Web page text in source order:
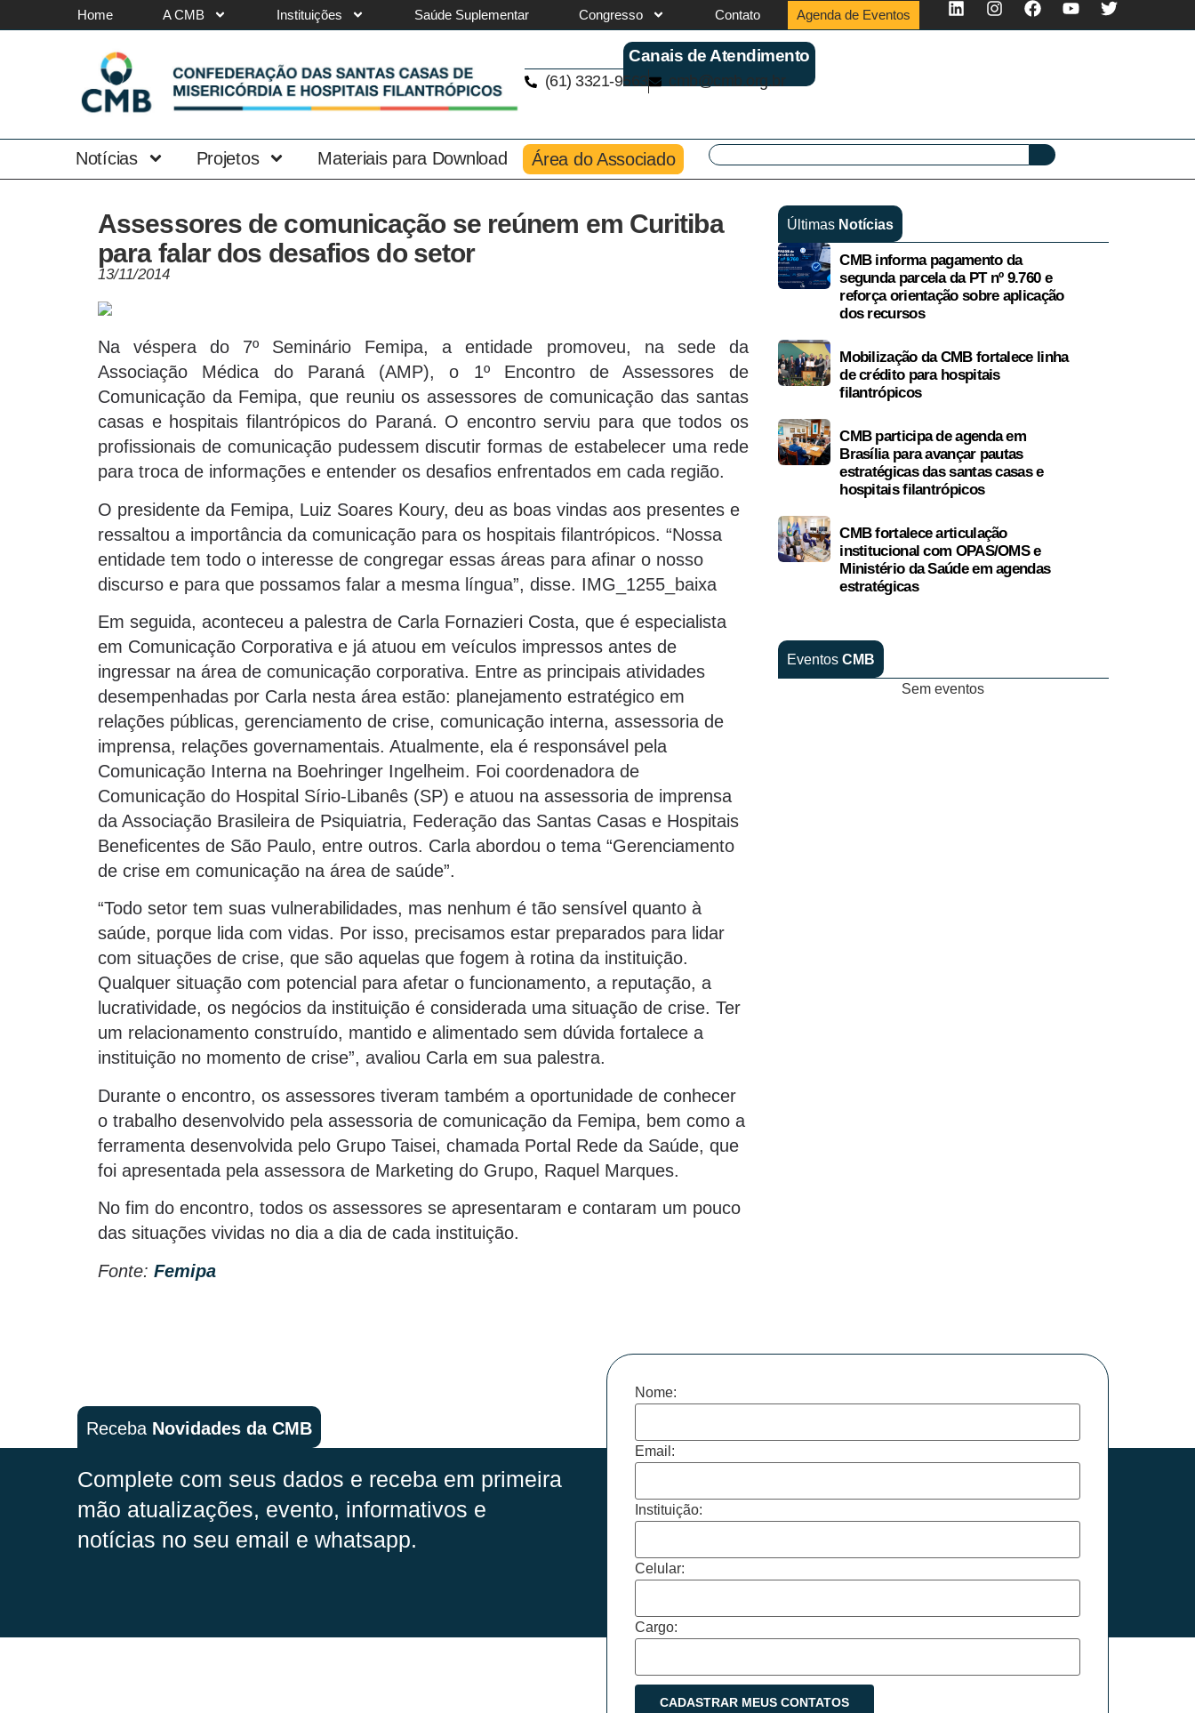
Home A CMB Instituições Saúde Suplementar Congresso Contato Agenda de Eventos
Canais de Atendimento
(61) 3321-9563 cmb@cmb.org.br
Notícias Projetos Materiais para Download Área do Associado
Assessores de comunicação se reúnem em Curitiba
para falar dos desafios do setor
13/11/2014
Na véspera do 7º Seminário Femipa, a entidade promoveu, na sede da
Associação Médica do Paraná (AMP), o 1º Encontro de Assessores de
Comunicação da Femipa, que reuniu os assessores de comunicação das santas
casas e hospitais filantrópicos do Paraná. O encontro serviu para que todos os
profissionais de comunicação pudessem discutir formas de estabelecer uma rede
para troca de informações e entender os desafios enfrentados em cada região.
O presidente da Femipa, Luiz Soares Koury, deu as boas vindas aos presentes e
ressaltou a importância da comunicação para os hospitais filantrópicos. “Nossa
entidade tem todo o interesse de congregar essas áreas para afinar o nosso
discurso e para que possamos falar a mesma língua”, disse. IMG_1255_baixa
Em seguida, aconteceu a palestra de Carla Fornazieri Costa, que é especialista
em Comunicação Corporativa e já atuou em veículos impressos antes de
ingressar na área de comunicação corporativa. Entre as principais atividades
desempenhadas por Carla nesta área estão: planejamento estratégico em
relações públicas, gerenciamento de crise, comunicação interna, assessoria de
imprensa, relações governamentais. Atualmente, ela é responsável pela
Comunicação Interna na Boehringer Ingelheim. Foi coordenadora de
Comunicação do Hospital Sírio-Libanês (SP) e atuou na assessoria de imprensa
da Associação Brasileira de Psiquiatria, Federação das Santas Casas e Hospitais
Beneficentes de São Paulo, entre outros. Carla abordou o tema “Gerenciamento
de crise em comunicação na área de saúde”.
“Todo setor tem suas vulnerabilidades, mas nenhum é tão sensível quanto à
saúde, porque lida com vidas. Por isso, precisamos estar preparados para lidar
com situações de crise, que são aquelas que fogem à rotina da instituição.
Qualquer situação com potencial para afetar o funcionamento, a reputação, a
lucratividade, os negócios da instituição é considerada uma situação de crise. Ter
um relacionamento construído, mantido e alimentado sem dúvida fortalece a
instituição no momento de crise”, avaliou Carla em sua palestra.
Durante o encontro, os assessores tiveram também a oportunidade de conhecer
o trabalho desenvolvido pela assessoria de comunicação da Femipa, bem como a
ferramenta desenvolvida pelo Grupo Taisei, chamada Portal Rede da Saúde, que
foi apresentada pela assessora de Marketing do Grupo, Raquel Marques.
No fim do encontro, todos os assessores se apresentaram e contaram um pouco
das situações vividas no dia a dia de cada instituição.
Fonte: Femipa
Últimas Notícias
CMB informa pagamento da
segunda parcela da PT nº 9.760 e
reforça orientação sobre aplicação
dos recursos
Mobilização da CMB fortalece linha
de crédito para hospitais
filantrópicos
CMB participa de agenda em
Brasília para avançar pautas
estratégicas das santas casas e
hospitais filantrópicos
CMB fortalece articulação
institucional com OPAS/OMS e
Ministério da Saúde em agendas
estratégicas
Eventos CMB
Sem eventos
Receba Novidades da CMB
Complete com seus dados e receba em primeira
mão atualizações, evento, informativos e
notícias no seu email e whatsapp.
Nome:
Email:
Instituição:
Celular:
Cargo: